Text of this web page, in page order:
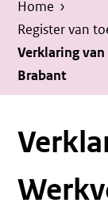
bevindt
zich
hier:
Home ›
Register van
Verklaring
Brabant